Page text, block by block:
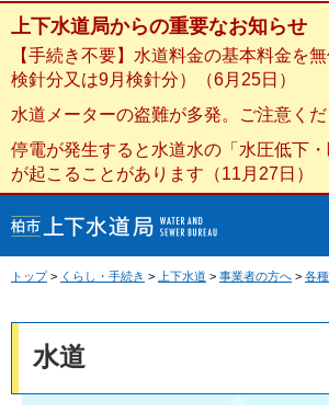
上下水道局からの重要なお知らせ
【手続き不要】水道料金の基本料金を
検針分又は9月検針分）（6月25日）
水道メーターの盗難が多発。ご注意くだ
停電が発生すると水道水の「水圧低下・
が起こることがあります（11月27日）
柏市上下水道局
トップ> くらし・手続き > 上下水道 > 事業者の方へ > 各
水道